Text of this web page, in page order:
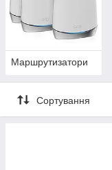
Маршрутизатори
Сортування